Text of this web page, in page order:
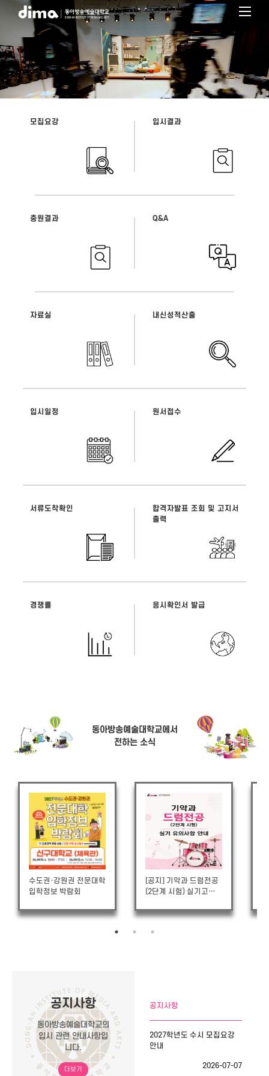
대학Home
입학안내
수시모집
모집요강 입시결과
충원결과 Q&A
자료실 내신성적산출
입시일정 원서접수
서류도착확인
합격자발표 조회 및 고지서
출력
경쟁률 응시확인서 발급
동아방송예술대학교에서
전하는 소식
수도권·강원권 전문대학
입학정보 박람회
[공지] 기악과 드럼전공
(2단계 시험) 실기고사
공지사항
동아방송예술대학교의
입시 관련 안내사항입
니다.
더보기
공지사항
2027학년도 수시 모집요강
안내
2026-07-07